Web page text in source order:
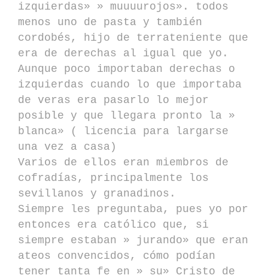
izquierdas» » muuuurojos». todos
menos uno de pasta y también
cordobés, hijo de terrateniente que
era de derechas al igual que yo.
Aunque poco importaban derechas o
izquierdas cuando lo que importaba
de veras era pasarlo lo mejor
posible y que llegara pronto la »
blanca» ( licencia para largarse
una vez a casa)
Varios de ellos eran miembros de
cofradías, principalmente los
sevillanos y granadinos.
Siempre les preguntaba, pues yo por
entonces era católico que, si
siempre estaban » jurando» que eran
ateos convencidos, cómo podían
tener tanta fe en » su» Cristo de